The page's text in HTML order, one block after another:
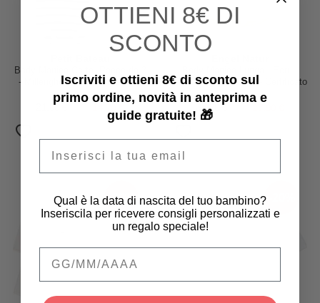
Body Manica Corta, Pacco da 3
- Millerighe Blu Navy/Bianco -
100% Cotone
21,00 €
Lana Vergine e Seta - Certificato
GOTS - con Automatici
37,20 €
-20%
OTTIENI 8€ DI
SCONTO
Iscriviti e ottieni 8€ di sconto sul
primo ordine, novità in anteprima e
guide gratuite! 🎁
Qual è la data di nascita del tuo bambino?
Inseriscila per ricevere consigli personalizzati e
un regalo speciale!